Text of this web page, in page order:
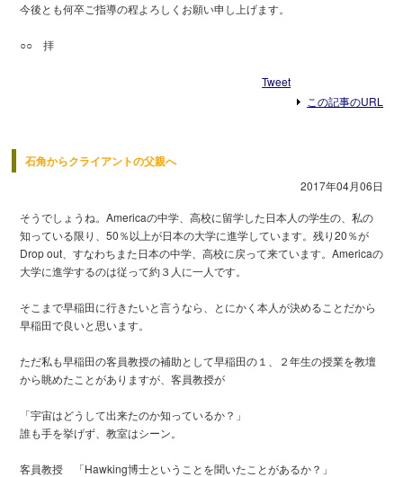
今後とも何卒ご指導の程よろしくお願い申し上げます。
○○ 拝
Tweet
この記事のURL
石角からクライアントの父親へ
2017年04月06日
そうでしょうね。Americaの中学、高校に留学した日本人の学生の、私の
知っている限り、50％以上が日本の大学に進学しています。残り20％が
Drop out、すなわちまた日本の中学、高校に戻って来ています。Americaの
大学に進学するのは従って約３人に一人です。
そこまで早稲田に行きたいと言うなら、とにかく本人が決めることだから
早稲田で良いと思います。
ただ私も早稲田の客員教授の補助として早稲田の１、２年生の授業を教壇
から眺めたことがありますが、客員教授が
「宇宙はどうして出来たのか知っているか？」
誰も手を挙げず、教室はシーン。
客員教授 「Hawking博士ということを聞いたことがあるか？」